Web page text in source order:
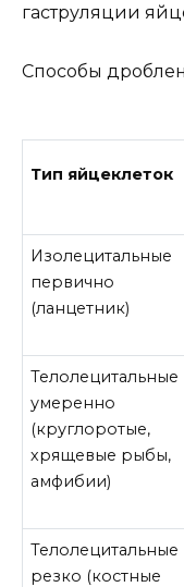
гаструляции
Способы
Тип яйцеклеток
Изолецитальные
первично
(ланцетник)
Телолецитальные
умеренно
(круглоротые,
хрящевые рыбы,
амфибии)
Телолецитальные
резко (костные